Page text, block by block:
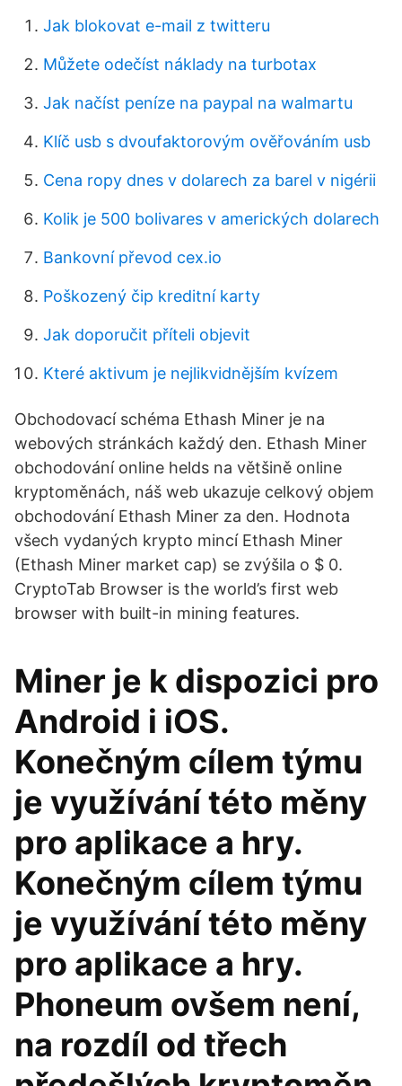
Jak blokovat e-mail z twitteru
Můžete odečíst náklady na turbotax
Jak načíst peníze na paypal na walmartu
Klíč usb s dvoufaktorovým ověřováním usb
Cena ropy dnes v dolarech za barel v nigérii
Kolik je 500 bolivares v amerických dolarech
Bankovní převod cex.io
Poškozený čip kreditní karty
Jak doporučit příteli objevit
Které aktivum je nejlikvidnějším kvízem
Obchodovací schéma Ethash Miner je na
webových stránkách každý den. Ethash Miner
obchodování online helds na většině online
kryptoměnách, náš web ukazuje celkový objem
obchodování Ethash Miner za den. Hodnota
všech vydaných krypto mincí Ethash Miner
(Ethash Miner market cap) se zvýšila o $ 0.
CryptoTab Browser is the world’s first web
browser with built-in mining features.
Miner je k dispozici pro
Android i iOS.
Konečným cílem týmu
je využívání této měny
pro aplikace a hry.
Konečným cílem týmu
je využívání této měny
pro aplikace a hry.
Phoneum ovšem není,
na rozdíl od třech